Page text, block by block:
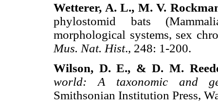
Wetterer, A. L., M. V.
phylostomid bats
morphological systems, sex
Mus. Nat. Hist., 248: 1-
Wilson, D. E., & D. M.
world: A taxonomic and
Smithsonian Institution